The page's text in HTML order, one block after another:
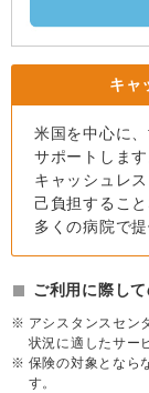
キャ
米国を中心に
サポートします
キャッシュレ
己負担するこ
多くの病院で
ご利用に際し
アシスタンスセン
状況に適したサー
保険の対象となら
す。